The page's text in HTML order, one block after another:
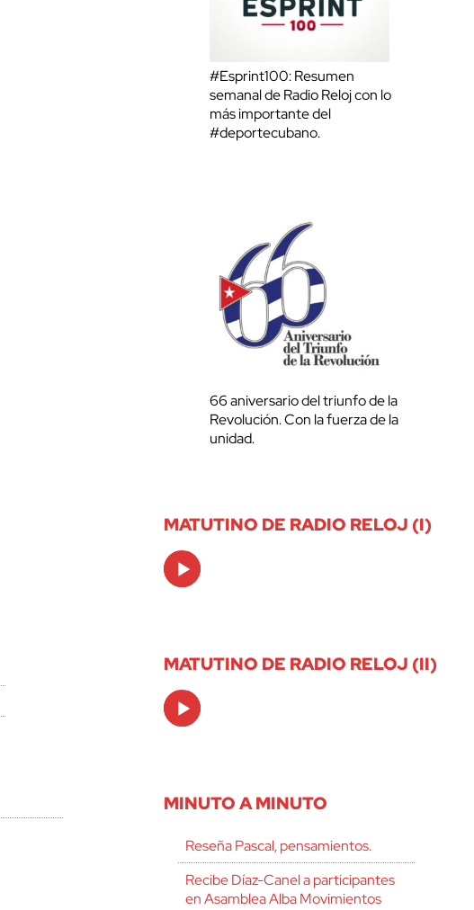
#Esprint100: Resumen
semanal de Radio Reloj con lo
más importante del
#deportecubano.
66 aniversario del triunfo de la
Revolución. Con la fuerza de la
unidad.
MATUTINO DE RADIO RELOJ (I)
Audio
Player
MATUTINO DE RADIO RELOJ (II)
Audio
Player
MINUTO A MINUTO
Reseña Pascal, pensamientos.
Recibe Díaz-Canel a participantes
en Asamblea Alba Movimientos